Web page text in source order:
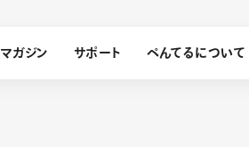
マガジン サポート ぺんてるについて